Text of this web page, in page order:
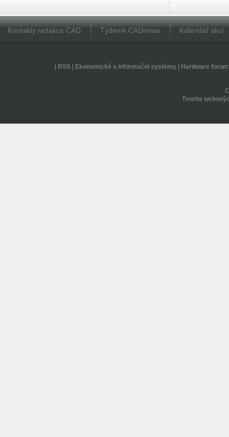
Kontakty redakce CAD Týdeník CADnews Kalendář akcí
RSS| Ekonomické a informační systémy| Hardware forum
Tvorba